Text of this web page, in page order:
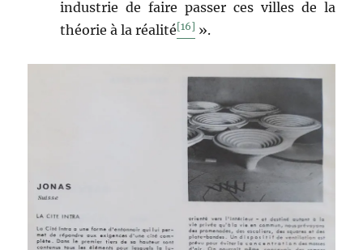
industrie de faire passer ces villes de la
théorie à la réalité[16] ».